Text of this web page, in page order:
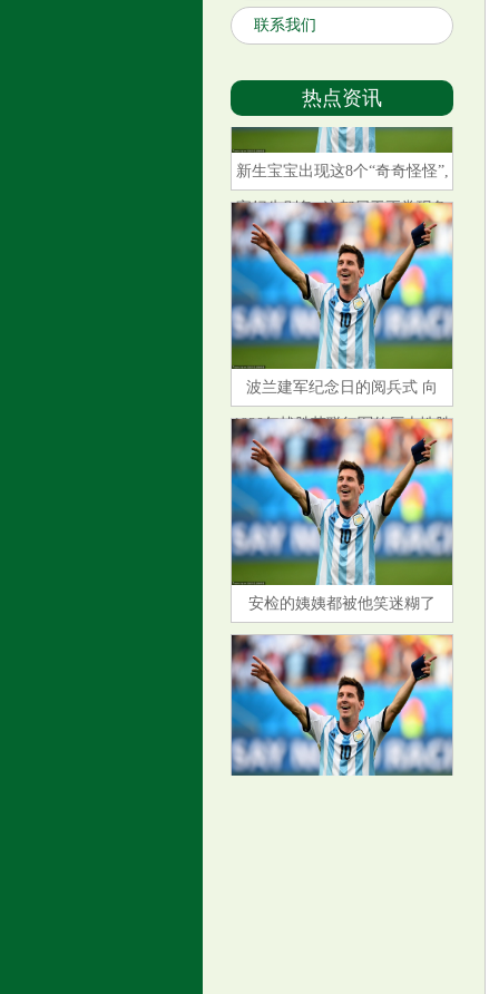
联系我们
热点资讯
新生宝宝出现这8个“奇奇怪怪”,
宝妈先别急, 这都属于正常现象
波兰建军纪念日的阅兵式 向
1920年战胜苏联红军的历史性胜
利致敬
安检的姨姨都被他笑迷糊了